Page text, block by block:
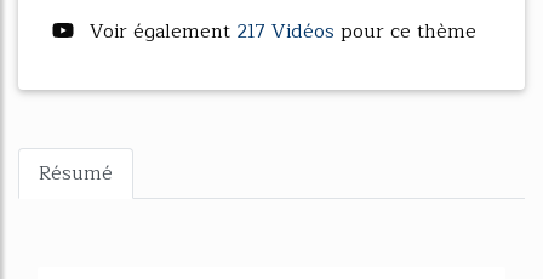
Voir également 217 Vidéos pour ce thème
Résumé